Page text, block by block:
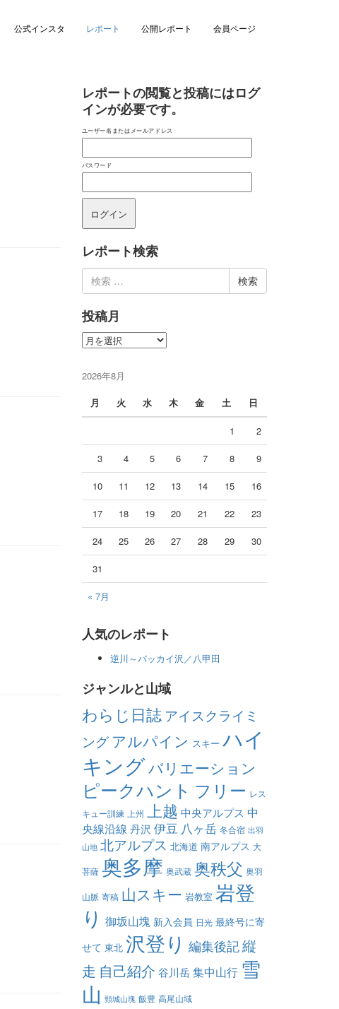
公式インスタ レポート 公開レポート 会員ページ
レポートの閲覧と投稿にはログ
インが必要です。
ユーザー名またはメールアドレス
パスワード
レポート検索
索:
投稿月
投
月
2026年8月
月
火 水 木 金 土 日
« 7月
1 2
3 4 5 6 7 8 9
10 11 12 13 14 15 16
17 18 19 20 21 22 23
24 25 26 27 28 29 30
31
人気のレポート
逆川～バッカイ沢／八甲田
ジャンルと山域
わらじ日誌 アイスクライミ
ング アルパイン スキー ハイ
キングバリエーション
ピークハント フリー レス
キュー訓練 上州 上越 中央アルプス 中
央線沿線 丹沢 伊豆 八ヶ岳 冬合宿 出羽
山地 北アルプス 北海道 南アルプス 大
菩薩 奥多摩 奥武蔵 奥秩父 奥羽
山脈 寄稿 山スキー 岩教室 岩登
り 御坂山塊 新入会員 日光 最終号に寄
せて 東北 沢登り 編集後記縦
走 自己紹介 谷川岳 集中山行 雪
山 頸城山塊 飯豊 高尾山域